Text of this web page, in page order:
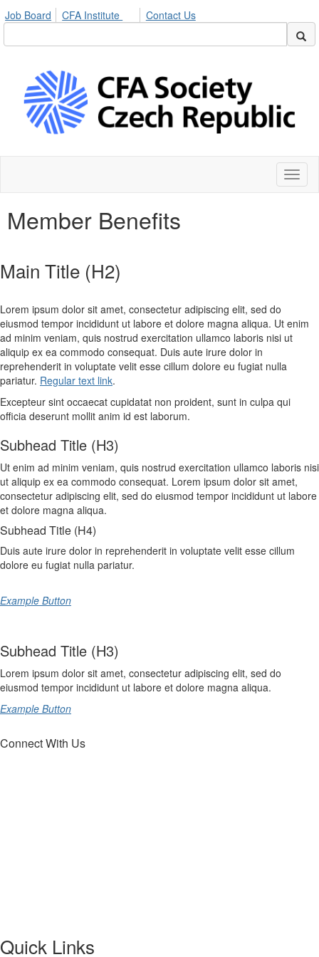
Job Board CFA Institute Contact Us
Member Benefits
Main Title (H2)
Lorem ipsum dolor sit amet, consectetur adipiscing elit, sed do
eiusmod tempor incididunt ut labore et dolore magna aliqua. Ut enim
ad minim veniam, quis nostrud exercitation ullamco laboris nisi ut
aliquip ex ea commodo consequat. Duis aute irure dolor in
reprehenderit in voluptate velit esse cillum dolore eu fugiat nulla
pariatur. Regular text link.
Excepteur sint occaecat cupidatat non proident, sunt in culpa qui
officia deserunt mollit anim id est laborum.
Subhead Title (H3)
Ut enim ad minim veniam, quis nostrud exercitation ullamco laboris nisi
ut aliquip ex ea commodo consequat. Lorem ipsum dolor sit amet,
consectetur adipiscing elit, sed do eiusmod tempor incididunt ut labore
et dolore magna aliqua.
Subhead Title (H4)
Duis aute irure dolor in reprehenderit in voluptate velit esse cillum
dolore eu fugiat nulla pariatur.
Example Button
Subhead Title (H3)
Lorem ipsum dolor sit amet, consectetur adipiscing elit, sed do
eiusmod tempor incididunt ut labore et dolore magna aliqua.
Example Button
Connect With Us
Quick Links